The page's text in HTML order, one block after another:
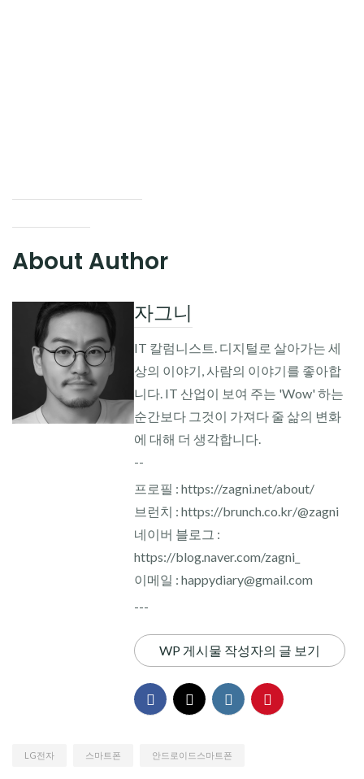
About Author
자그니
IT 칼럼니스트. 디지털로 살아가는 세
상의 이야기, 사람의 이야기를 좋아합
니다. IT 산업이 보여 주는 'Wow' 하는
순간보다 그것이 가져다 줄 삶의 변화
에 대해 더 생각합니다.
--
프로필 : https://zagni.net/about/
브런치 : https://brunch.co.kr/@zagni
네이버 블로그 :
https://blog.naver.com/zagni_
이메일 : happydiary@gmail.com
---
WP 게시물 작성자의 글 보기
LG전자 스마트폰 안드로이드스마트폰